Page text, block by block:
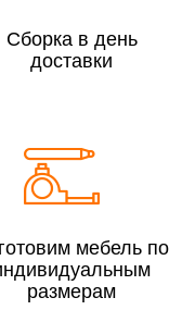
заказе:
Сборка в день
доставки
мебель по
размерам